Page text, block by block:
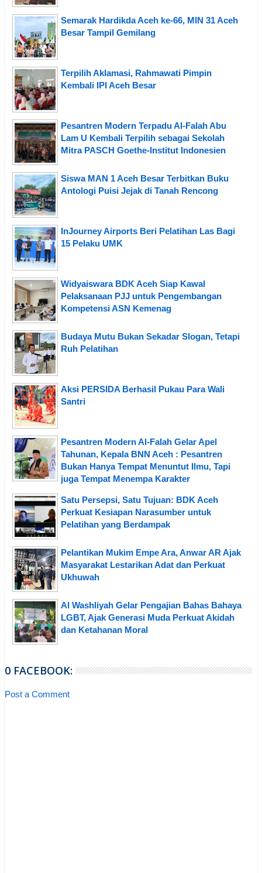
Semarak Hardikda Aceh ke-66, MIN 31 Aceh
Besar Tampil Gemilang
Terpilih Aklamasi, Rahmawati Pimpin
Kembali IPI Aceh Besar
Pesantren Modern Terpadu Al-Falah Abu
Lam U Kembali Terpilih sebagai Sekolah
Mitra PASCH Goethe-Institut Indonesien
Siswa MAN 1 Aceh Besar Terbitkan Buku
Antologi Puisi Jejak di Tanah Rencong
InJourney Airports Beri Pelatihan Las Bagi
15 Pelaku UMK
Widyaiswara BDK Aceh Siap Kawal
Pelaksanaan PJJ untuk Pengembangan
Kompetensi ASN Kemenag
Budaya Mutu Bukan Sekadar Slogan, Tetapi
Ruh Pelatihan
Aksi PERSIDA Berhasil Pukau Para Wali
Santri
Pesantren Modern Al-Falah Gelar Apel
Tahunan, Kepala BNN Aceh : Pesantren
Bukan Hanya Tempat Menuntut Ilmu, Tapi
juga Tempat Menempa Karakter
Satu Persepsi, Satu Tujuan: BDK Aceh
Perkuat Kesiapan Narasumber untuk
Pelatihan yang Berdampak
Pelantikan Mukim Empe Ara, Anwar AR Ajak
Masyarakat Lestarikan Adat dan Perkuat
Ukhuwah
Al Washliyah Gelar Pengajian Bahas Bahaya
LGBT, Ajak Generasi Muda Perkuat Akidah
dan Ketahanan Moral
0 FACEBOOK:
Post a Comment